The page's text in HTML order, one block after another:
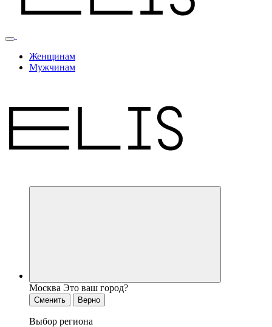
Женщинам
Мужчинам
Москва Это ваш город?
Сменить Верно
Выбор региона